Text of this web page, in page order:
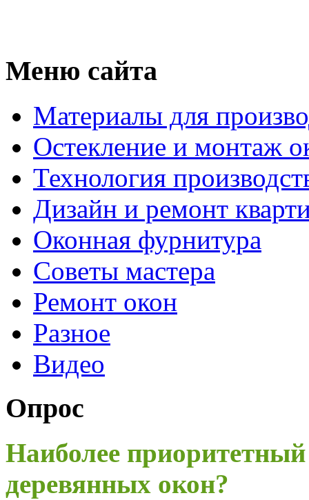
Меню сайта
Материалы для
Остекление и монтаж
Технология
Дизайн и ремонт
Оконная фурнитура
Советы мастера
Ремонт окон
Разное
Видео
Опрос
Наиболее
деревянных окон?